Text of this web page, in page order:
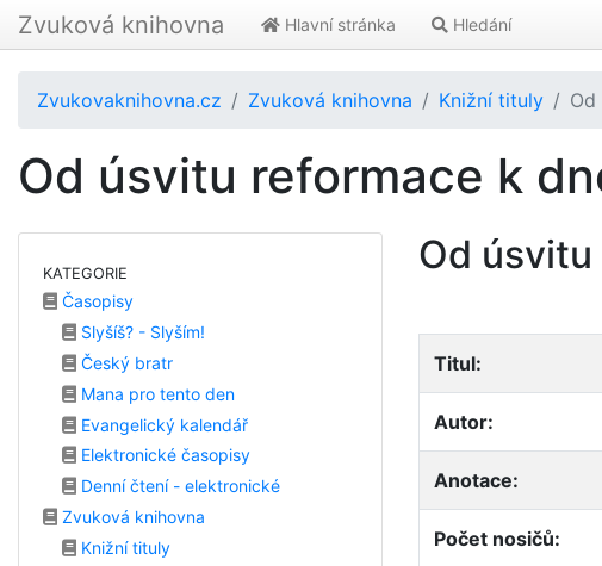
Zvuková knihovna Hlavní stránka Hledání
Zvukovaknihovna.cz Zvuková knihovna Knižní tituly
Od úsvitu reformace k
KATEGORIE
Časopisy
Slyšíš? - Slyším!
Český bratr
Mana pro tento den
Evangelický kalendář
Elektronické časopisy
Denní čtení - elektronické
Zvuková knihovna
Knižní tituly
Od
Titul:
Autor:
Anotace:
Počet nosičů: